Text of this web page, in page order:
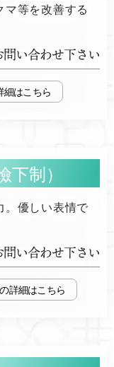
等を改善する
問い合わせ下さい
制）
。優しい表情で
問い合わせ下さい